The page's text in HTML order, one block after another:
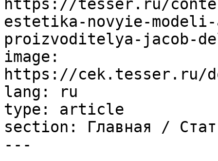
https://tesser.ru/
estetika-novyie-
proizvoditelya-jacob-
image:
https://cek.tesser.ru/
lang: ru
type: article
section: Главная /
---